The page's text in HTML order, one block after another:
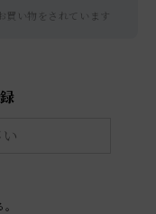
買い物をされています